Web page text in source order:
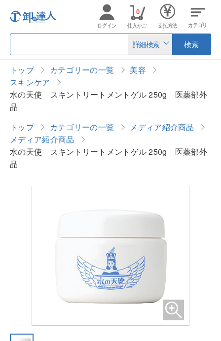
詳細検索 検索
ログイン 仕入かご
0
支払方法 カテゴリ
トップ カテゴリーの一覧
美容
スキンケア
水の天使 スキントリートメントゲル 250g 医薬部外
品
トップ
カテゴリーの一覧
メディア紹介商品
メディア紹介商品
水の天使 スキントリートメントゲル 250g 医薬部外
品